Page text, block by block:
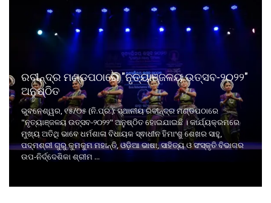
ରବୀନ୍ଦ୍ର ମଣ୍ଡପଠାରେ "ନୃତ୍ୟାଞ୍ଜଳୟ ଉତ୍ସବ-୨୦୨୨"
ଅନୁଷ୍ଠିତ
ଭୁବନେଶ୍ୱର, ୧୫/୦୫ (ନି.ପ୍ର.): ସ୍ଥାନୀୟ ରବୀନ୍ଦ୍ର ମଣ୍ଡପଠାରେ
"ନୃତ୍ୟାଞ୍ଜଳୟ ଉତ୍ସବ-୨୦୨୨" ଅନୁଷ୍ଠିତ ହୋଇଯାଇଛି । କାର୍ଯ୍ୟକ୍ରମରେ
ମୁଖ୍ୟ ଅତିଥି ଭାବେ ଧର୍ମଶାଳା ବିଧାୟକ ସ୍ଵାଧୀନ ହିମାଂଶୁ ଶେଖର ସାହୁ,
ପଦ୍ମଶ୍ରୀ ଗୁରୁ କୁମକୁମ ମହାନ୍ତି, ଓଡ଼ିଆ ଭାଷା, ସାହିତ୍ୟ ଓ ସଂସ୍କୃତି ବିଭାଗର
ଉପ-ନିର୍ଦ୍ଦେଶିକା ଶ୍ରୀମ ...